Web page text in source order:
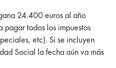
24.400 euros al año
pagar todos los impuestos
etc). Si se incluyen
Social la fecha aún va más